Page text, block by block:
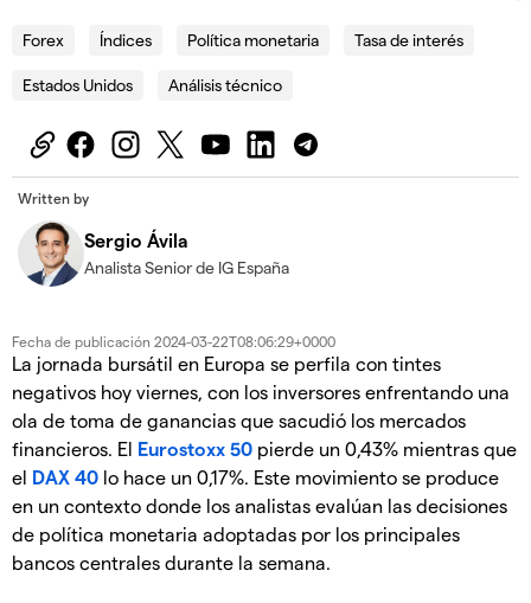
Forex Índices Política monetaria Tasa de interés
Estados Unidos Análisis técnico
Written by
Sergio Ávila
Analista Senior de IG España
Fecha de publicación 2024-03-22T08:06:29+0000
La jornada bursátil en Europa se perfila con tintes
negativos hoy viernes, con los inversores enfrentando una
ola de toma de ganancias que sacudió los mercados
financieros. El Eurostoxx 50 pierde un 0,43% mientras que
el DAX 40 lo hace un 0,17%. Este movimiento se produce
en un contexto donde los analistas evalúan las decisiones
de política monetaria adoptadas por los principales
bancos centrales durante la semana.